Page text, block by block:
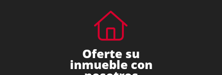
Oferte su
inmueble con